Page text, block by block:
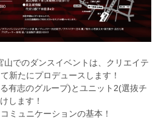
でのダンスイベントは、クリエイテ
新たにプロデュースします！
有志のグループ)とユニット2(選抜チ
します！
ミュニケーションの基本！